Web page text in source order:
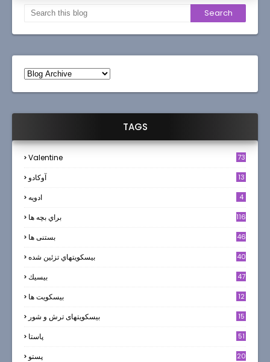
TAGS
Valentine 73
آوکادو 13
ادويه 4
براي بچه ها 116
بستنی ها 46
بيسكويتهاي تزئين شده 40
بيسيك 47
بیسکویت ها
12
بیسکویتهای ترش و شور 15
پاستا 51
پستو 20